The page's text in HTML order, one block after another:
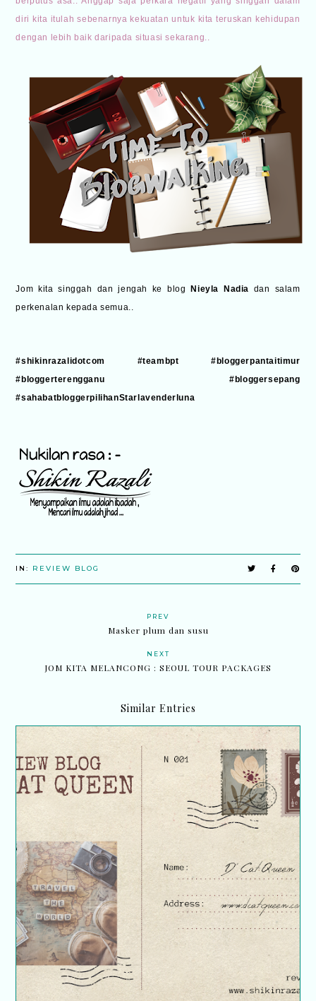
diri kita itulah sebenarnya kekuatan untuk kita teruskan kehidupan
dengan lebih baik daripada situasi sekarang..
Jom kita singgah dan jengah ke blog Nieyla Nadia dan salam
perkenalan kepada semua..
#shikinrazalidotcom #teambpt #bloggerpantaitimur
#bloggerterengganu #bloggersepang
#sahabatbloggerpilihanStarlavenderluna
IN: REVIEW BLOG
PREV
Masker plum dan susu
NEXT
JOM KITA MELANCONG : SEOUL TOUR PACKAGES
Similar Entries
Review blog - Fanny_Dcatqueen | Pemenang Top
Commentator Bulan Oktober 2023